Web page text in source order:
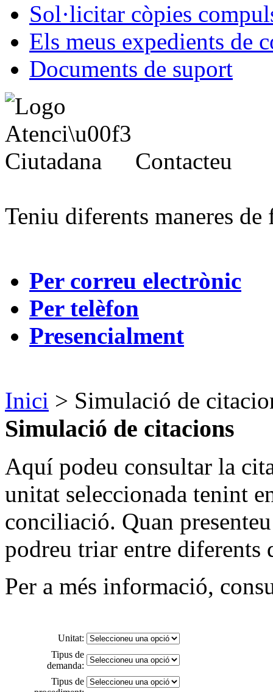
Sol·licitar còpies
Els meus expedients de
Documents de suport
Contacteu
Teniu diferents maneres de
Per correu electrònic
Per telèfon
Presencialment
Inici > Simulació de
Simulació de citacions
Aquí podeu consultar la
unitat seleccionada tenint
conciliació. Quan
podreu triar entre diferents
Per a més informació,
Unitat:
Tipus de
demanda:
Tipus de